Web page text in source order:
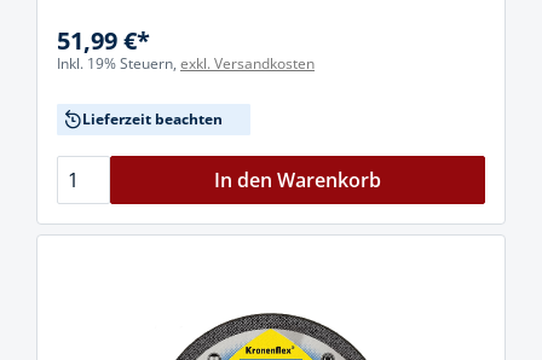
51,99 €*
Inkl. 19% Steuern, exkl. Versandkosten
Lieferzeit beachten
In den Warenkorb